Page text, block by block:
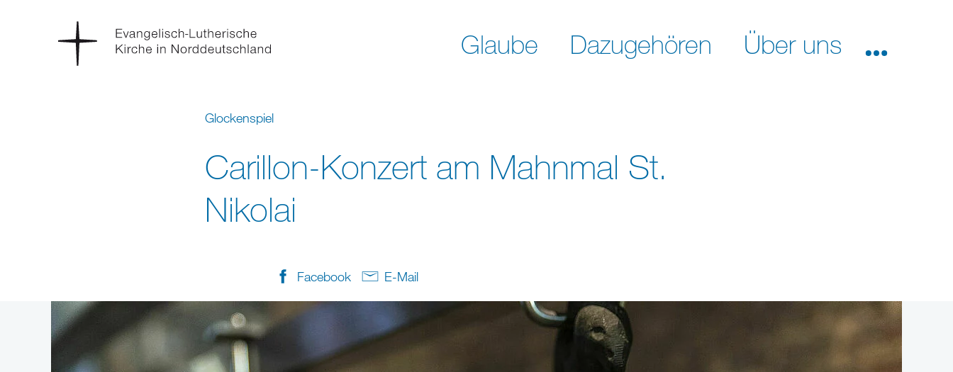
Glaube Dazugehören Über uns
Glockenspiel
Carillon-Konzert am Mahnmal St.
Nikolai
Facebook E-Mail